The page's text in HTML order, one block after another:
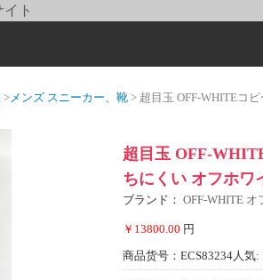
ト
>メンズ スニーカー、靴 > 超目玉 OFF-WHITEコピー シューズ
超目玉 OFF-
ちにくい オフホワ
ブランド： OFF-WHITE
￥13800.00 円
商品货号：ECS83234人気: